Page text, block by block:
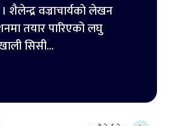
शैलेन्द्र वज्राचार्यको लेखन
तयार पारिएको लघु
सिसी...